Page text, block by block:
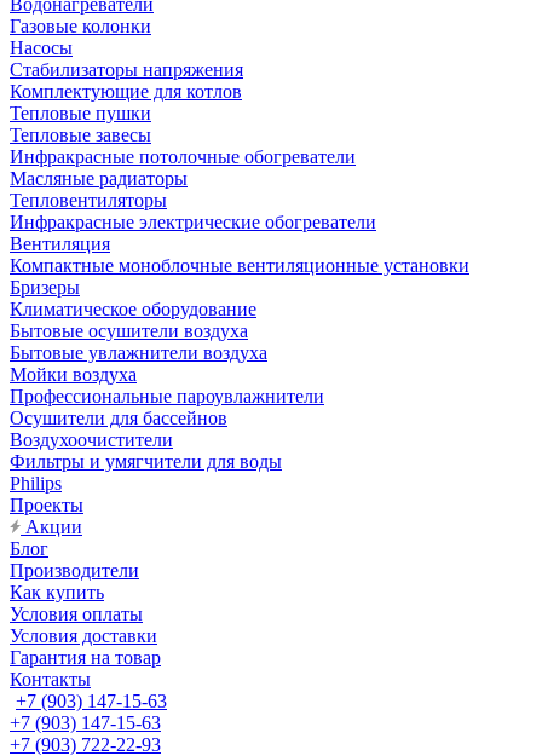
Водонагреватели
Газовые колонки
Насосы
Стабилизаторы напряжения
Комплектующие для котлов
Тепловые пушки
Тепловые завесы
Инфракрасные потолочные обогреватели
Масляные радиаторы
Тепловентиляторы
Инфракрасные электрические обогреватели
Вентиляция
Компактные моноблочные вентиляционные установки
Бризеры
Климатическое оборудование
Бытовые осушители воздуха
Бытовые увлажнители воздуха
Мойки воздуха
Профессиональные пароувлажнители
Осушители для бассейнов
Воздухоочистители
Фильтры и умягчители для воды
Philips
Проекты
Акции
Блог
Производители
Как купить
Условия оплаты
Условия доставки
Гарантия на товар
Контакты
+7 (903) 147-15-63
+7 (903) 147-15-63
+7 (903) 722-22-93